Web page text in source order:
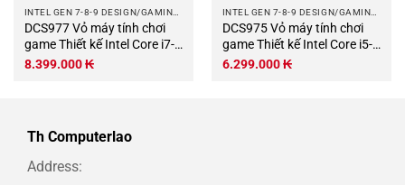
INTEL GEN 7-8-9 DESIGN/GAMING COMPUTER
DCS977 Vỏ máy tính chơi
game Thiết kế Intel Core i7-
8700K 3,7Ghz Turbo 4,7Ghz
có màn hình).jpg
8.399.000₭
INTEL GEN 7-8-9 DESIGN/GAMING COMPUTER
DCS975 Vỏ máy tính chơi
game Thiết kế Intel Core i5-
9400F 2,9Ghz Turbo 4,1Ghz
6.299.000₭
Th Computerlao
Address: